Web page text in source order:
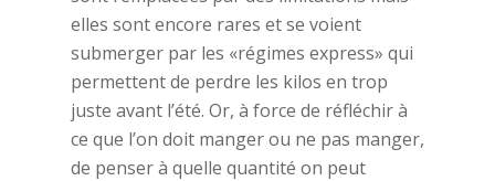
elles sont encore rares et se voient
submerger par les «régimes express» qui
permettent de perdre les kilos en trop
juste avant l’été. Or, à force de réfléchir à
ce que l’on doit manger ou ne pas manger,
de penser à quelle quantité on peut